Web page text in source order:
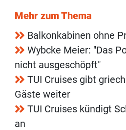
Mehr zum Thema
Balkonkabinen ohne
Wybcke Meier: "Das
nicht ausgeschöpft"
TUI Cruises gibt
Gäste weiter
TUI Cruises kündigt
an